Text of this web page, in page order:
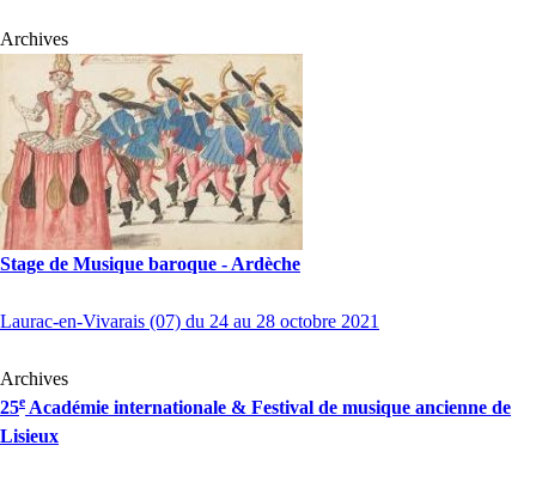
Archives
Stage de Musique baroque - Ardèche
Laurac-en-Vivarais (07) du 24 au 28 octobre 2021
Archives
25e Académie internationale & Festival de musique ancienne de
Lisieux